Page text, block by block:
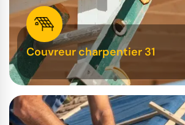
Couvreur charpentier 31